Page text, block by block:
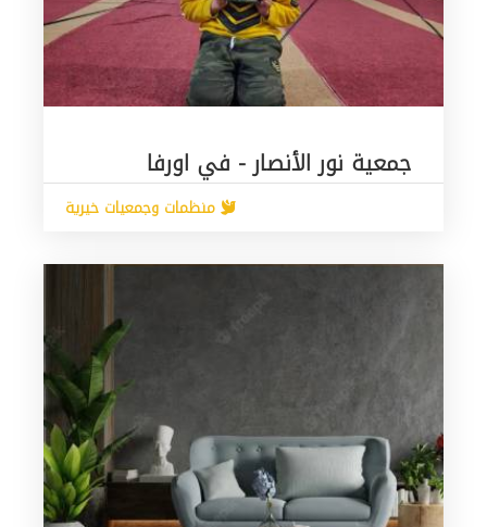
جمعية نور الأنصار - في اورفا
منظمات وجمعيات خيرية